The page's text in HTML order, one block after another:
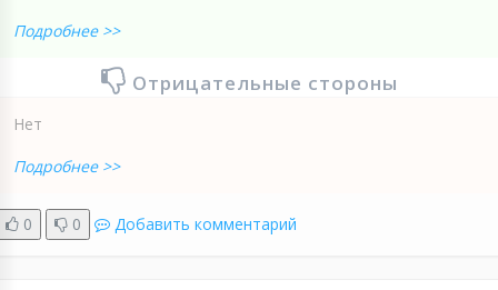
Подробнее >>
Отрицательные стороны
Нет
Подробнее >>
0 0 Добавить комментарий